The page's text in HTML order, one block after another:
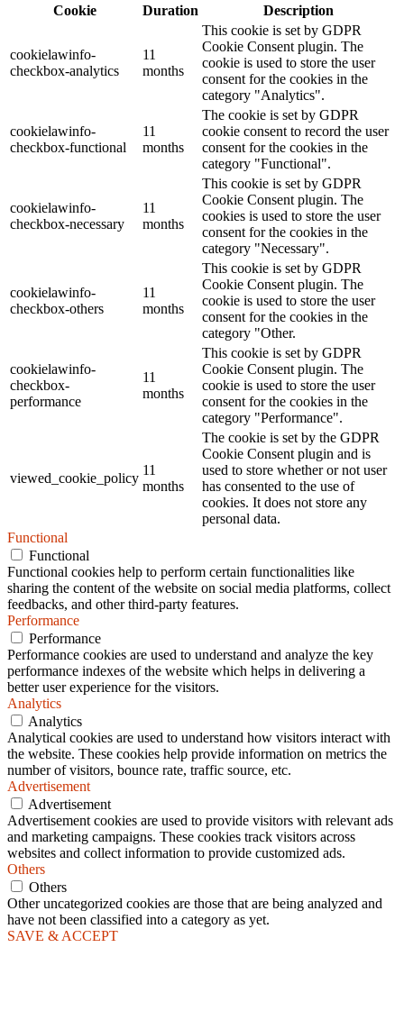
Cookie
Duration Description
cookielawinfo-
checkbox-analytics
11
months
This cookie is set by GDPR
Cookie Consent plugin. The
cookie is used to store the user
consent for the cookies in the
category "Analytics".
cookielawinfo-
checkbox-functional
11
months
The cookie is set by GDPR
cookie consent to record the user
consent for the cookies in the
category "Functional".
cookielawinfo-
checkbox-necessary
11
months
This cookie is set by GDPR
Cookie Consent plugin. The
cookies is used to store the user
consent for the cookies in the
category "Necessary".
cookielawinfo-
checkbox-others
11
months
This cookie is set by GDPR
Cookie Consent plugin. The
cookie is used to store the user
consent for the cookies in the
category "Other.
cookielawinfo-
checkbox-
performance
11
months
This cookie is set by GDPR
Cookie Consent plugin. The
cookie is used to store the user
consent for the cookies in the
category "Performance".
viewed_cookie_policy
11
months
The cookie is set by the GDPR
Cookie Consent plugin and is
used to store whether or not user
has consented to the use of
cookies. It does not store any
personal data.
Functional
Functional
Functional cookies help to perform certain functionalities like
sharing the content of the website on social media platforms, collect
feedbacks, and other third-party features.
Performance
Performance
Performance cookies are used to understand and analyze the key
performance indexes of the website which helps in delivering a
better user experience for the visitors.
Analytics
Analytics
Analytical cookies are used to understand how visitors interact with
the website. These cookies help provide information on metrics the
number of visitors, bounce rate, traffic source, etc.
Advertisement
Advertisement
Advertisement cookies are used to provide visitors with relevant ads
and marketing campaigns. These cookies track visitors across
websites and collect information to provide customized ads.
Others
Others
Other uncategorized cookies are those that are being analyzed and
have not been classified into a category as yet.
SAVE & ACCEPT